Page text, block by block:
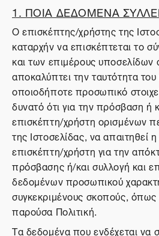
1. ΠΟΙΑ ΔΕΔΟΜΕΝΑ
Ο επισκέπτης/χρήστης της
καταρχήν να επισκέπτεται το
και των επιμέρους υποσελίδων
αποκαλύπτει την ταυτότητα
οποιοδήποτε προσωπικό
δυνατό ότι για την πρόσβαση ή
επισκέπτη/χρήστη ορισμένων
της Ιστοσελίδας, να απαιτηθεί
επισκέπτη/χρήστη για την
πρόσβασης ή/και συλλογή και
δεδομένων προσωπικού
συγκεκριμένους σκοπούς,
παρούσα Πολιτική.
Τα δεδομένα που ενδέχεται να